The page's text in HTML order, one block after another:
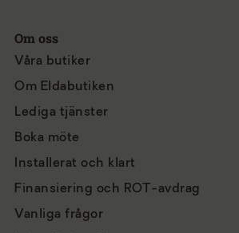
Om oss
Våra butiker
Om Eldabutiken
Lediga tjänster
Boka möte
Installerat och klart
Finansiering och ROT-avdrag
Vanliga frågor